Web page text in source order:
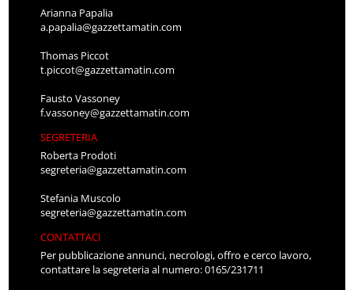
Arianna Papalia
a.papalia@gazzettamatin.com
Thomas Piccot
t.piccot@gazzettamatin.com
Fausto Vassoney
f.vassoney@gazzettamatin.com
SEGRETERIA
Roberta Prodoti
segreteria@gazzettamatin.com
Stefania Muscolo
segreteria@gazzettamatin.com
CONTATTACI
Per pubblicazione annunci, necrologi, offro e cerco lavoro,
contattare la segreteria al numero: 0165/231711